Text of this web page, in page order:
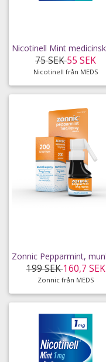
75 SEK55 SEK
Nicotinell från MEDS
199 SEK160,7 SEK
Zonnic från MEDS